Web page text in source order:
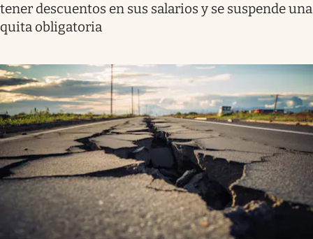
tener descuentos en sus salarios y se suspende una
quita obligatoria